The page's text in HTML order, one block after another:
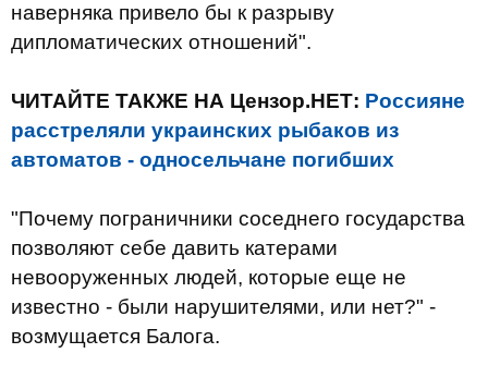
наверняка привело бы к разрыву
дипломатических отношений".
ЧИТАЙТЕ ТАКЖЕ НА Цензор.НЕТ: Россияне
расстреляли украинских рыбаков из
автоматов - односельчане погибших
"Почему пограничники соседнего государства
позволяют себе давить катерами
невооруженных людей, которые еще не
известно - были нарушителями, или нет?" -
возмущается Балога.